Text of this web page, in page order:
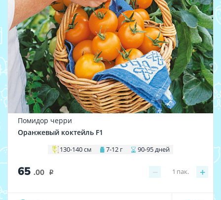
Помидор черри
Оранжевый коктейль F1
130-140 см 7-12 г 90-95 дней
65 .00 i − +
1 пак.